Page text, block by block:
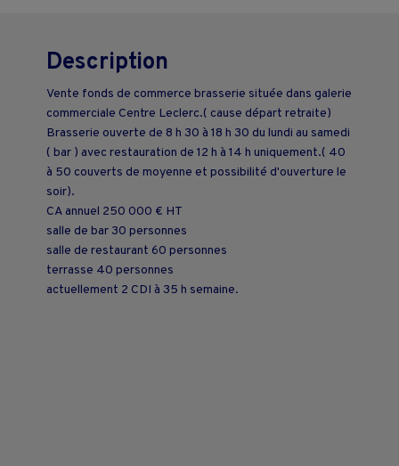
Description
Vente fonds de commerce brasserie située dans galerie
commerciale Centre Leclerc.( cause départ retraite)
Brasserie ouverte de 8 h 30 à 18 h 30 du lundi au samedi
( bar ) avec restauration de 12 h à 14 h uniquement.( 40
à 50 couverts de moyenne et possibilité d'ouverture le
soir).
CA annuel 250 000 € HT
salle de bar 30 personnes
salle de restaurant 60 personnes
terrasse 40 personnes
actuellement 2 CDI à 35 h semaine.